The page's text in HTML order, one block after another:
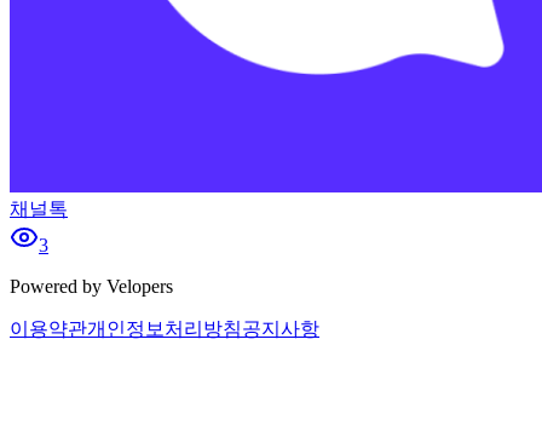
채널톡
3
Powered by Velopers
이용약관개인정보처리방침공지사항